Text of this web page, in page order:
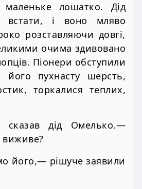
лошатко. Дід
встати, і воно мляво
розставляючи довгі,
очима здивовано
Піонери обступили
його пухнасту шерсть,
торкалися теплих,
дід Омелько.—
його,— рішуче заявили